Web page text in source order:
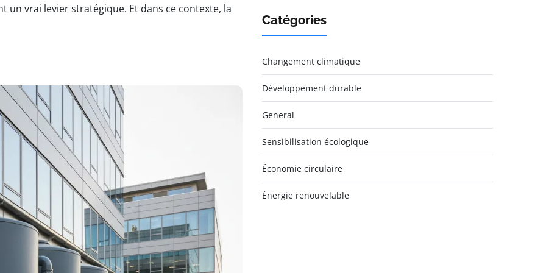
un vrai levier stratégique. Et dans ce contexte, la
Catégories
Changement climatique
Développement durable
General
Sensibilisation écologique
Économie circulaire
Énergie renouvelable